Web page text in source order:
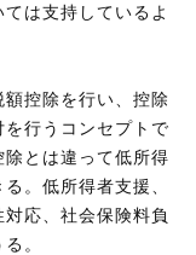
は支持しているよ
控除を行い、控除
行うコンセプトで
とは違って低所得
。低所得者支援、
応、社会保険料負
。